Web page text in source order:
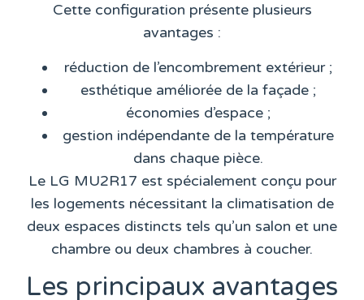
Cette configuration présente plusieurs
avantages :
réduction de l’encombrement extérieur ;
esthétique améliorée de la façade ;
économies d’espace ;
gestion indépendante de la température
dans chaque pièce.
Le LG MU2R17 est spécialement conçu pour
les logements nécessitant la climatisation de
deux espaces distincts tels qu’un salon et une
chambre ou deux chambres à coucher.
Les principaux avantages